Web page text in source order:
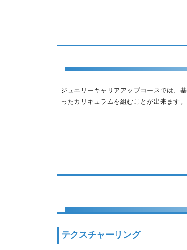
ジュエリーキャリアアップコースでは、
ったカリキュラムを組むことが出来ます。
テクスチャーリング